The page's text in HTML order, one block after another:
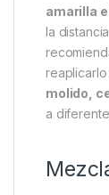
amarilla
la
molido,
a